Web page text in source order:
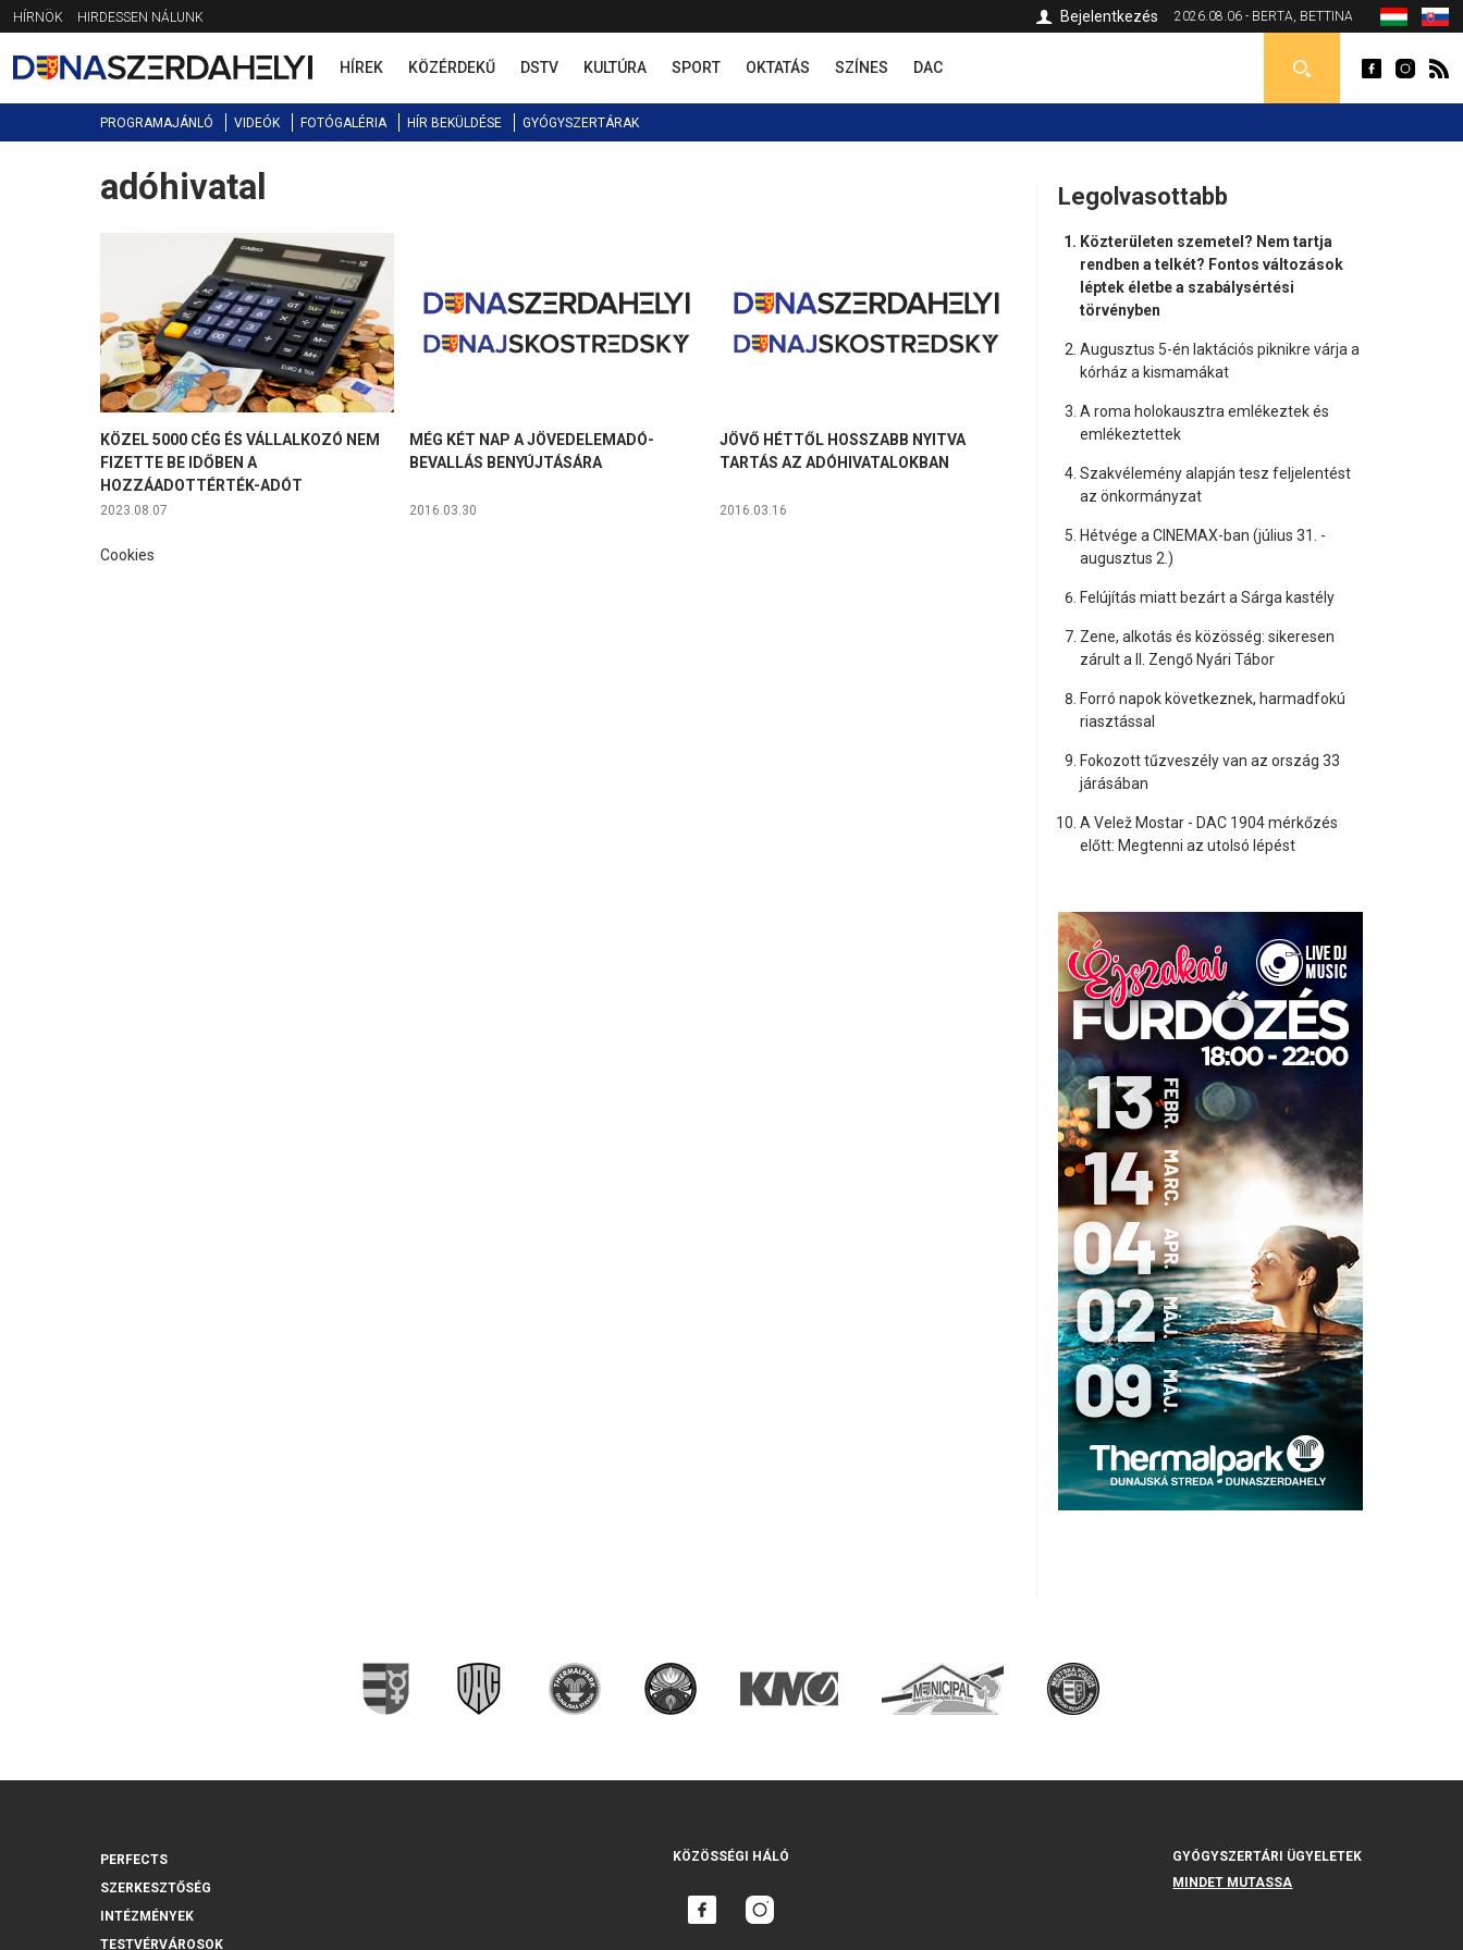
Jump
to
navigation
HÍRNÖK HIRDESSEN NÁLUNK 2026.08.06 - BERTA, BETTINA
Bejelentkezés
HÍREK KÖZÉRDEKŰ DSTV KULTÚRA SPORT OKTATÁS SZÍNES DAC
PROGRAMAJÁNLÓ VIDEÓK FOTÓGALÉRIA HÍR BEKÜLDÉSE GYÓGYSZERTÁRAK
Back
to
adóhivatal
KÖZEL 5000 CÉG ÉS VÁLLALKOZÓ NEM
FIZETTE BE IDŐBEN A
HOZZÁADOTTÉRTÉK-ADÓT
2023.08.07
MÉG KÉT NAP A JÖVEDELEMADÓ-
BEVALLÁS BENYÚJTÁSÁRA
2016.03.30
JÖVŐ HÉTTŐL HOSSZABB NYITVA
TARTÁS AZ ADÓHIVATALOKBAN
2016.03.16
Cookies
Legolvasottabb
Közterületen szemetel? Nem tartja
rendben a telkét? Fontos változások
léptek életbe a szabálysértési
törvényben
Augusztus 5-én laktációs piknikre várja a
kórház a kismamákat
A roma holokausztra emlékeztek és
emlékeztettek
Szakvélemény alapján tesz feljelentést
az önkormányzat
Hétvége a CINEMAX-ban (július 31. -
augusztus 2.)
Felújítás miatt bezárt a Sárga kastély
Zene, alkotás és közösség: sikeresen
zárult a II. Zengő Nyári Tábor
Forró napok következnek, harmadfokú
riasztással
Fokozott tűzveszély van az ország 33
járásában
A Velež Mostar - DAC 1904 mérkőzés
előtt: Megtenni az utolsó lépést
PERFECTS
SZERKESZTŐSÉG
INTÉZMÉNYEK
TESTVÉRVÁROSOK
KÖZÖSSÉGI HÁLÓ
GYÓGYSZERTÁRI ÜGYELETEK
MINDET MUTASSA